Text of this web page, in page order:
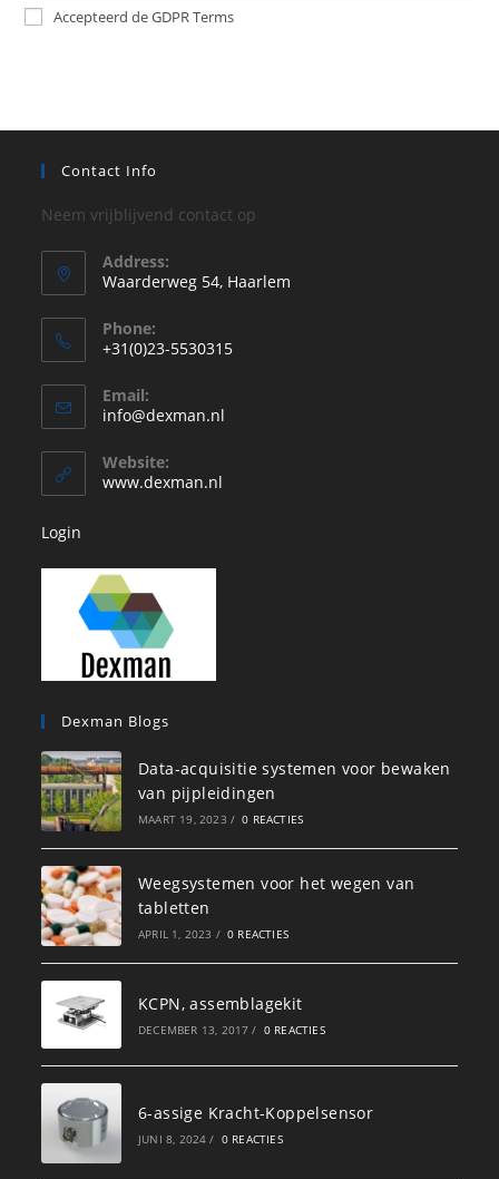
Accepteerd de GDPR Terms
Contact Info
Neem vrijblijvend contact op
Address:
Waarderweg 54, Haarlem
Phone:
+31(0)23-5530315
in
je
toepassing
Email:
info@dexman.nl
Website:
www.dexman.nl
Login
Dexman Blogs
Data-acquisitie systemen voor bewaken
van pijpleidingen
MAART 19, 2023 / 0 REACTIES
Weegsystemen voor het wegen van
tabletten
APRIL 1, 2023 / 0 REACTIES
KCPN, assemblagekit
DECEMBER 13, 2017 / 0 REACTIES
6-assige Kracht-Koppelsensor
JUNI 8, 2024 / 0 REACTIES